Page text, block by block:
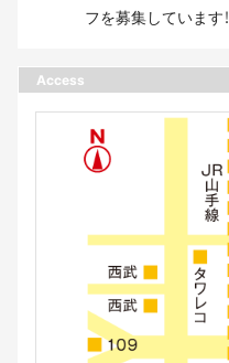
フを募集しています！
Access